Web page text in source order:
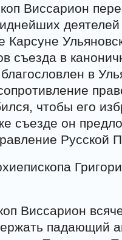
Виссарион
Карсуне
съезда в
в
чтобы его
съезде он
Русской
Виссарион
падающий